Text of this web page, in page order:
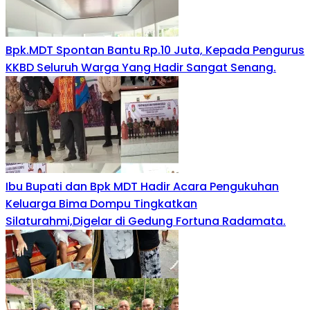
Bpk.MDT Spontan Bantu Rp.10 Juta, Kepada Pengurus
KKBD Seluruh Warga Yang Hadir Sangat Senang.
Ibu Bupati dan Bpk MDT Hadir Acara Pengukuhan
Keluarga Bima Dompu Tingkatkan
Silaturahmi,Digelar di Gedung Fortuna Radamata.